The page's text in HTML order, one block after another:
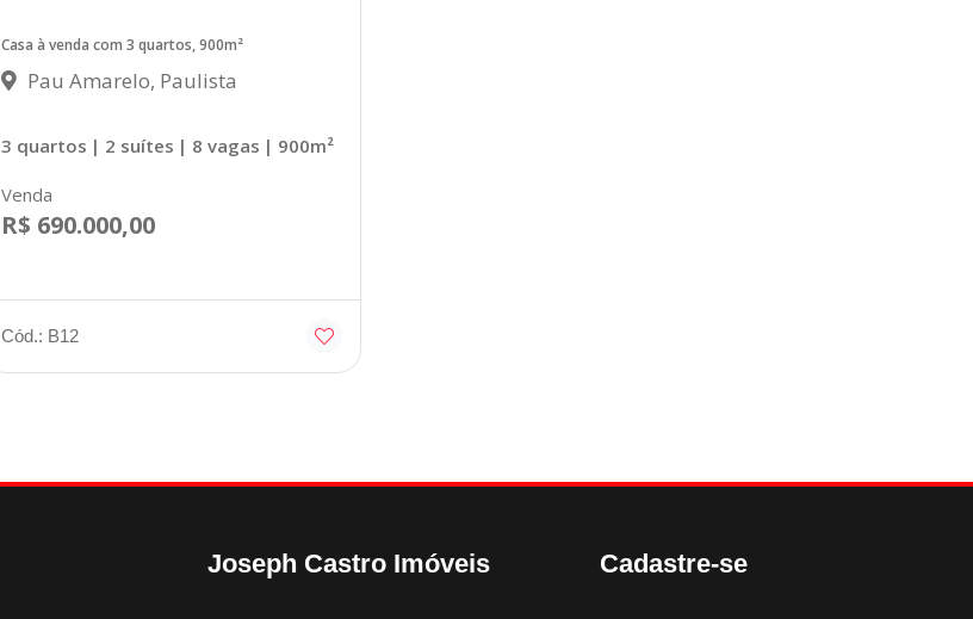
Casa à venda com 3 quartos, 900m²
Pau Amarelo, Paulista
3 quartos | 2 suítes | 8 vagas | 900m²
Venda
R$ 690.000,00
Cód.: B12
Joseph Castro Imóveis Cadastre-se